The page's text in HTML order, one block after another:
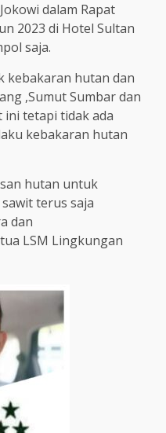
dalam Rapat
2023 di Hotel Sultan
saja.
kebakaran hutan dan
,Sumut Sumbar dan
ini tetapi tidak ada
kebakaran hutan
hutan untuk
terus saja
dan
LSM Lingkungan